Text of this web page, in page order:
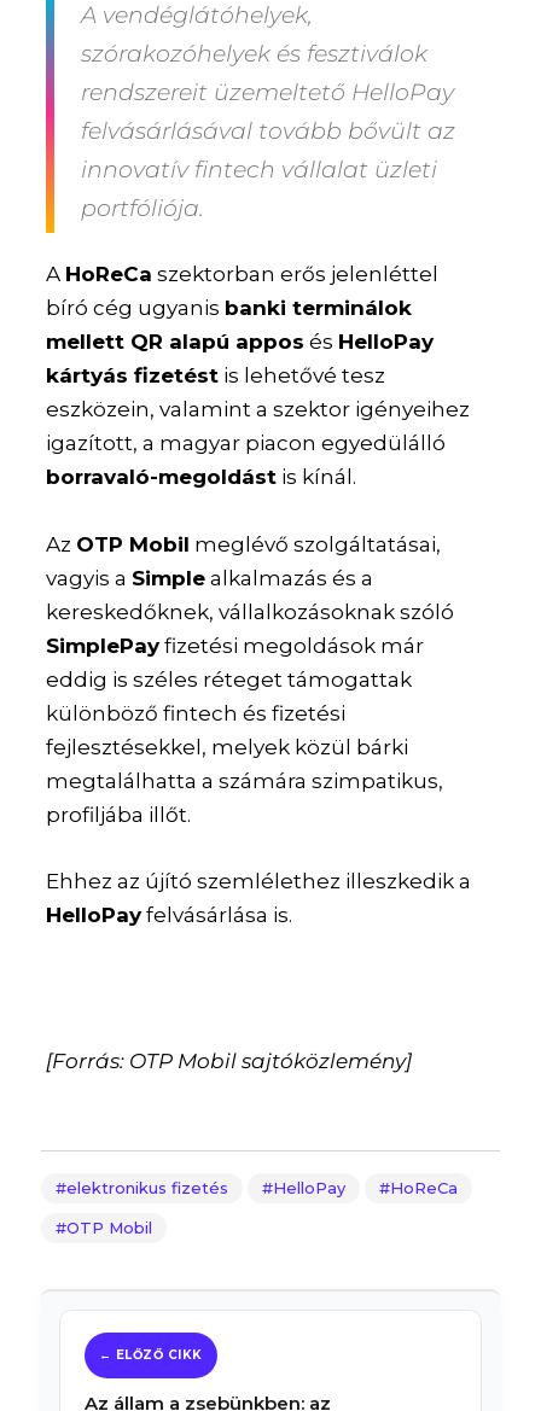
A vendéglátóhelyek,
szórakozóhelyek és fesztiválok
rendszereit üzemeltető HelloPay
felvásárlásával tovább bővült az
innovatív fintech vállalat üzleti
portfóliója.
A HoReCa szektorban erős jelenléttel
bíró cég ugyanis banki terminálok
mellett QR alapú appos és HelloPay
kártyás fizetést is lehetővé tesz
eszközein, valamint a szektor igényeihez
igazított, a magyar piacon egyedülálló
borravaló-megoldást is kínál.
Az OTP Mobil meglévő szolgáltatásai,
vagyis a Simple alkalmazás és a
kereskedőknek, vállalkozásoknak szóló
SimplePayfizetési megoldások már
eddig is széles réteget támogattak
különböző fintech és fizetési
fejlesztésekkel, melyek közül bárki
megtalálhatta a számára szimpatikus,
profiljába illőt.
Ehhez az újító szemlélethez illeszkedik a
HelloPayfelvásárlása is.
[Forrás: OTP Mobil sajtóközlemény]
elektronikus fizetés HelloPay HoReCa
OTP Mobil
Az állam a zsebünkben: az